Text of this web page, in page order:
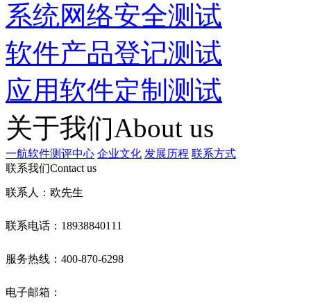
系统网络安全测试
软件产品登记测试
应用软件定制测试
关于我们About us
一航软件测评中心 企业文化 发展历程 联系方式
联系我们Contact us
联系人：欧先生
联系电话：18938840111
服务热线：400-870-6298
电子邮箱：